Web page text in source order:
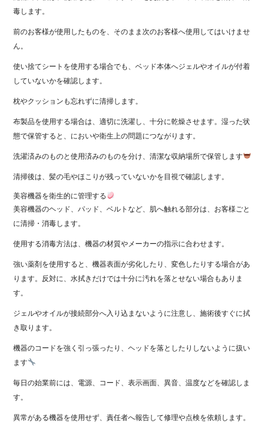
毒します。
前のお客様が使用したものを、そのまま次のお客様へ使用してはいけませ
ん。
使い捨てシートを使用する場合でも、ベッド本体へジェルやオイルが付着
していないかを確認します。
枕やクッションも忘れずに清掃します。
布製品を使用する場合は、適切に洗濯し、十分に乾燥させます。湿った状
態で保管すると、においや衛生上の問題につながります。
洗濯済みのものと使用済みのものを分け、清潔な収納場所で保管します
清掃後は、髪の毛やほこりが残っていないかを目視で確認します。
美容機器を衛生的に管理する
美容機器のヘッド、パッド、ベルトなど、肌へ触れる部分は、お客様ごと
に清掃・消毒します。
使用する消毒方法は、機器の材質やメーカーの指示に合わせます。
強い薬剤を使用すると、機器表面が劣化したり、変色したりする場合があ
ります。反対に、水拭きだけでは十分に汚れを落とせない場合もありま
す。
ジェルやオイルが接続部分へ入り込まないように注意し、施術後すぐに拭
き取ります。
機器のコードを強く引っ張ったり、ヘッドを落としたりしないように扱い
ます
毎日の始業前には、電源、コード、表示画面、異音、温度などを確認しま
す。
異常がある機器を使用せず、責任者へ報告して修理や点検を依頼します。